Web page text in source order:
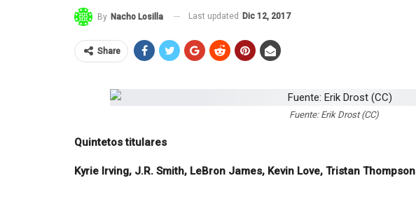
By Nacho Losilla Last updated Dic 12, 2017
Share
Fuente: Erik Drost (CC)
Quintetos titulares
Kyrie Irving, J.R. Smith, LeBron James, Kevin Love, Tristan Thompson